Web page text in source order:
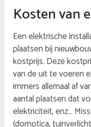
Kosten van
Een elektrische
plaatsen bij
kostprijs. Deze
van de uit te voeren
immers allemaal af
aantal plaatsen dat
elektriciteit, enz…
(domotica,